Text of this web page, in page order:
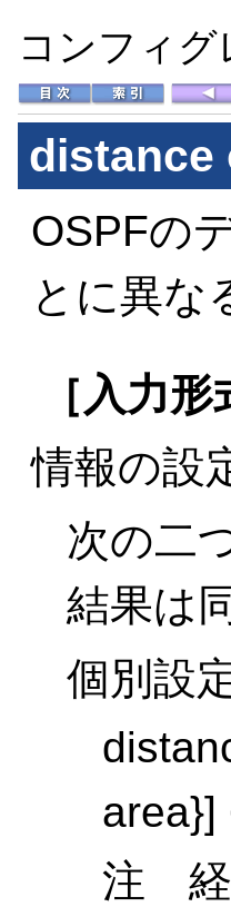
コンフィ
distance
OSPFの
とに異な
［入力形
情報の設
次の二
結果は
個別設
area}]
注 経